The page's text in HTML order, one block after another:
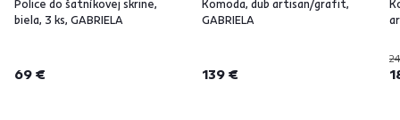
Police do šatníkovej skrine,
biela, 3 ks, GABRIELA
69 €
Komoda, dub artisan/grafit,
GABRIELA
139 €